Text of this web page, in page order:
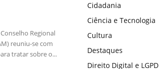
Regional
reuniu-se com
tratar sobre o...
Cidadania
Ciência e Tecnologia
Cultura
Destaques
Direito Digital e LGPD